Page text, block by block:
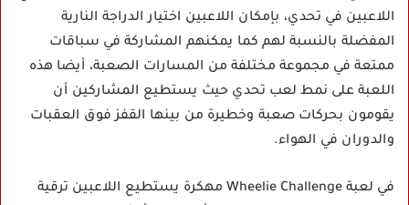
اللاعبين في تحدي، بإمكان اللاعبين اختيار الدراجة النارية
المفضلة بالنسبة لهم كما يمكنهم المشاركة في سباقات
ممتعة في مجموعة مختلفة من المسارات الصعبة، أيضا هذه
اللعبة على نمط لعب تحدي حيث يستطيع المشاركين أن
يقومون بحركات صعبة وخطيرة من بينها القفز فوق العقبات
والدوران في الهواء.
في لعبة Wheelie Challenge مهكرة يستطيع اللاعبين ترقية